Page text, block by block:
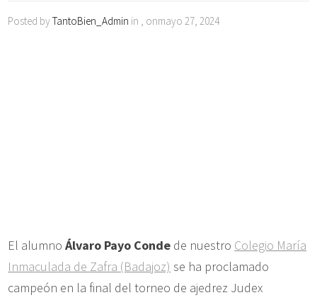
Posted byTantoBien_Admin in , onmayo 27, 2024
El alumnoÁlvaro Payo Conde de nuestro Colegio María
Inmaculada de Zafra (Badajoz) se ha proclamado
campeón en la final del torneo de ajedrez Judex